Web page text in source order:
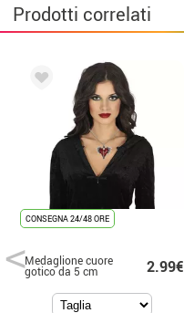
Prodotti correlati
CONSEGNA 24/48 ORE
Medaglione cuore
gotico da 5 cm 2.99€